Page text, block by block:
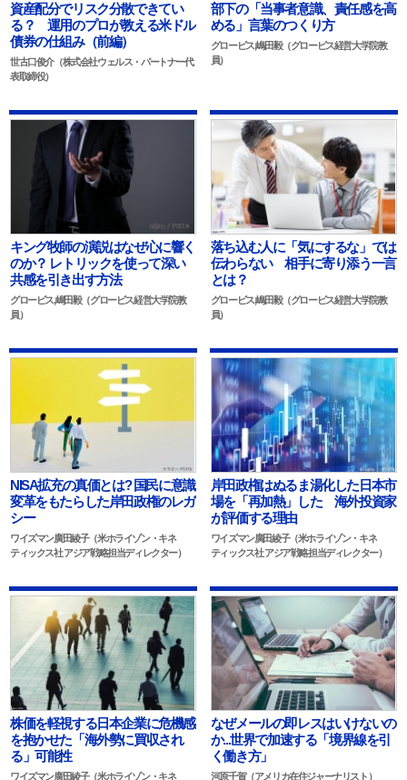
資産配分でリスク分散できてい
る？ 運用のプロが教える米ドル
債券の仕組み（前編）
世古口俊介（株式会社ウェルス・パートナー代
表取締役）
部下の「当事者意識、責任感を高
める」言葉のつくり方
グロービス,嶋田毅（グロービス経営大学院教
員）
キング牧師の演説はなぜ心に響く
のか？ レトリックを使って深い
共感を引き出す方法
グロービス,嶋田毅（グロービス経営大学院教
員）
落ち込む人に「気にするな」では
伝わらない 相手に寄り添う一言
とは？
グロービス,嶋田毅（グロービス経営大学院教
員）
NISA拡充の真価とは? 国民に意識
変革をもたらした岸田政権のレガ
シー
ワイズマン廣田綾子（米ホライゾン・キネ
ティックス社 アジア戦略担当ディレクター）
岸田政権はぬるま湯化した日本市
場を「再加熱」した 海外投資家
が評価する理由
ワイズマン廣田綾子（米ホライゾン・キネ
ティックス社 アジア戦略担当ディレクター）
株価を軽視する日本企業に危機感
を抱かせた「海外勢に買収され
る」可能性
ワイズマン廣田綾子（米ホライゾン・キネ
なぜメールの即レスはいけないの
か...世界で加速する「境界線を引
く働き方」
河原千賀（アメリカ在住ジャーナリスト）